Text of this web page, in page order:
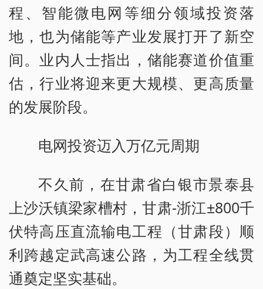
程、智能微电网等细分领域投资落
地，也为储能等产业发展打开了新空
间。业内人士指出，储能赛道价值重
估，行业将迎来更大规模、更高质量
的发展阶段。
电网投资迈入万亿元周期
不久前，在甘肃省白银市景泰县
上沙沃镇梁家槽村，甘肃-浙江±800千
伏特高压直流输电工程（甘肃段）顺
利跨越定武高速公路，为工程全线贯
通奠定坚实基础。